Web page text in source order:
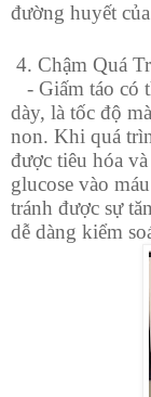
đường huyết
4. Chậm Quá
- Giấm táo có
dày, là tốc độ
non. Khi quá
được tiêu hóa
glucose vào
tránh được sự
dễ dàng kiểm